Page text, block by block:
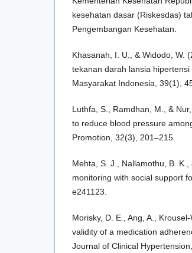
kesehatan dasar (Riskesdas)
Pengembangan Kesehatan.
Khasanah, I. U., & Widodo, W.
tekanan darah lansia
Masyarakat Indonesia, 39(1),
Luthfa, S., Ramdhan, M., &
to reduce blood pressure
Promotion, 32(3), 201–215.
Mehta, S. J., Nallamothu, B.
monitoring with social support
e241123.
Morisky, D. E., Ang, A.,
validity of a medication
Journal of Clinical